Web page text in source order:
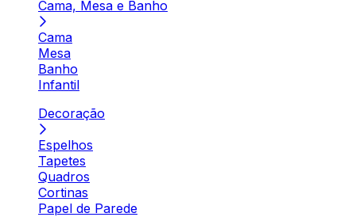
Cama, Mesa e Banho
Cama
Mesa
Banho
Infantil
Decoração
Espelhos
Tapetes
Quadros
Cortinas
Papel de Parede